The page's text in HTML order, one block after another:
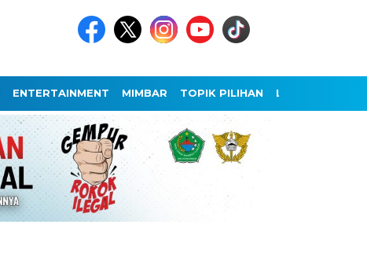
ENTERTAINMENT MIMBAR TOPIK PILIHAN LAINNYA